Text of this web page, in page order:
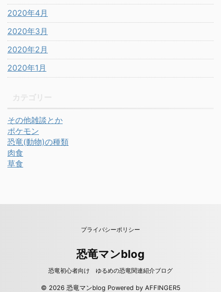
2020年4月
2020年3月
2020年2月
2020年1月
その他雑談とか
ポケモン
恐竜(動物)の種類
肉食
草食
プライバシーポリシー
恐竜マンblog
恐竜初心者向け ゆるめの恐竜関連紹介ブログ
© 2026 恐竜マンblog Powered by AFFINGER5